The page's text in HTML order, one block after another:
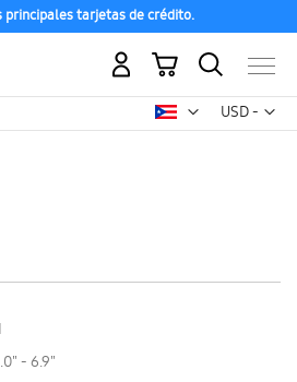
principales tarjetas de crédito.
USD -
dólar
Mi carrito
- 6.9"